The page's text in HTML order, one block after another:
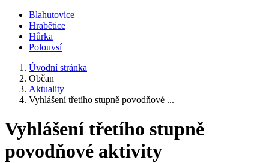
Blahutovice
Hrabětice
Hůrka
Polouvsí
Úvodní stránka
Občan
Aktuality
Vyhlášení třetího stupně povodňové ...
Vyhlášení třetího stupně
povodňové aktivity